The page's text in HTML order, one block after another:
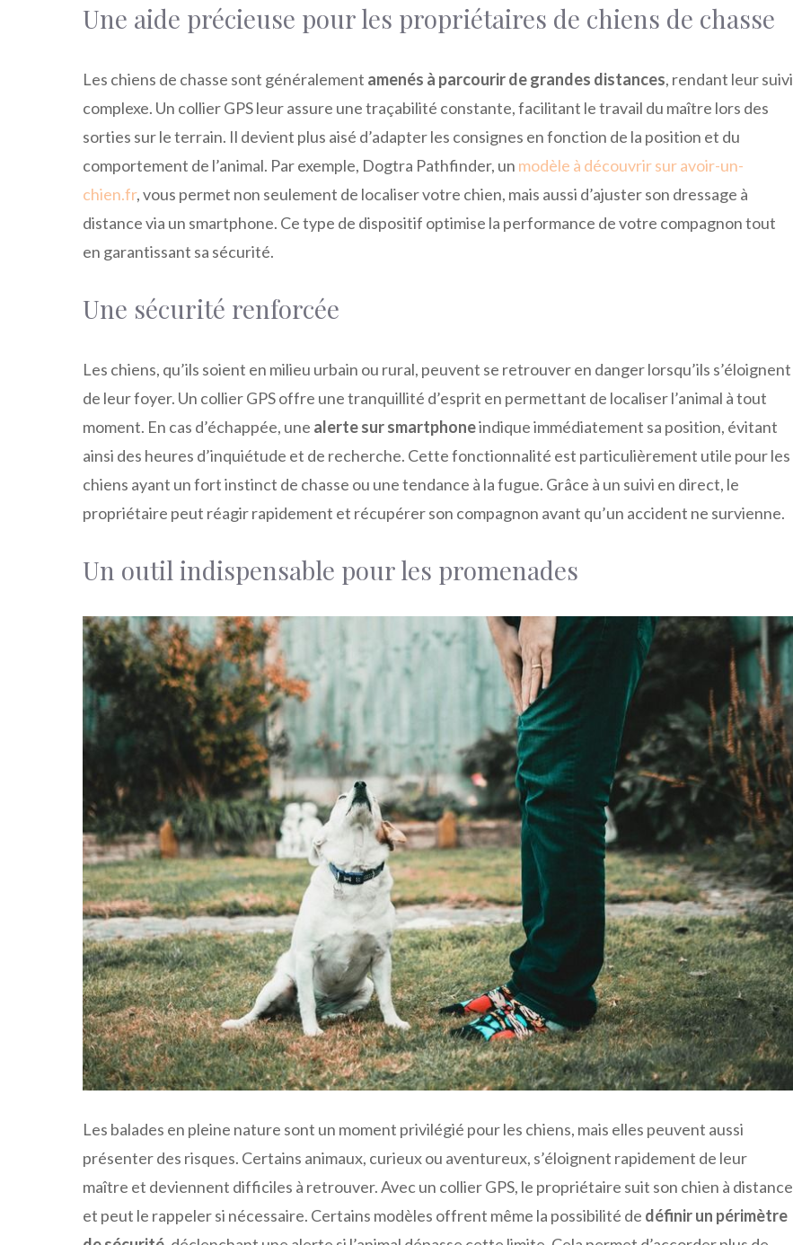
Une aide précieuse pour les propriétaires de chiens de chasse
Les chiens de chasse sont généralement amenés à parcourir de grandes distances, rendant leur suivi
complexe. Un collier GPS leur assure une traçabilité constante, facilitant le travail du maître lors des
sorties sur le terrain. Il devient plus aisé d’adapter les consignes en fonction de la position et du
comportement de l’animal. Par exemple, Dogtra Pathfinder, un modèle à découvrir sur avoir-un-
chien.fr, vous permet non seulement de localiser votre chien, mais aussi d’ajuster son dressage à
distance via un smartphone. Ce type de dispositif optimise la performance de votre compagnon tout
en garantissant sa sécurité.
Une sécurité renforcée
Les chiens, qu’ils soient en milieu urbain ou rural, peuvent se retrouver en danger lorsqu’ils s’éloignent
de leur foyer. Un collier GPS offre une tranquillité d’esprit en permettant de localiser l’animal à tout
moment. En cas d’échappée, une alerte sur smartphoneindique immédiatement sa position, évitant
ainsi des heures d’inquiétude et de recherche. Cette fonctionnalité est particulièrement utile pour les
chiens ayant un fort instinct de chasse ou une tendance à la fugue. Grâce à un suivi en direct, le
propriétaire peut réagir rapidement et récupérer son compagnon avant qu’un accident ne survienne.
Un outil indispensable pour les promenades
Les balades en pleine nature sont un moment privilégié pour les chiens, mais elles peuvent aussi
présenter des risques. Certains animaux, curieux ou aventureux, s’éloignent rapidement de leur
maître et deviennent difficiles à retrouver. Avec un collier GPS, le propriétaire suit son chien à distance
et peut le rappeler si nécessaire. Certains modèles offrent même la possibilité de définir un périmètre